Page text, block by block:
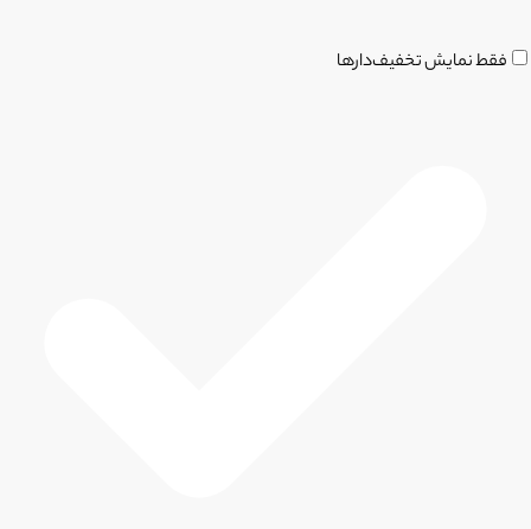
فقط نمایش تخفیف‌دارها